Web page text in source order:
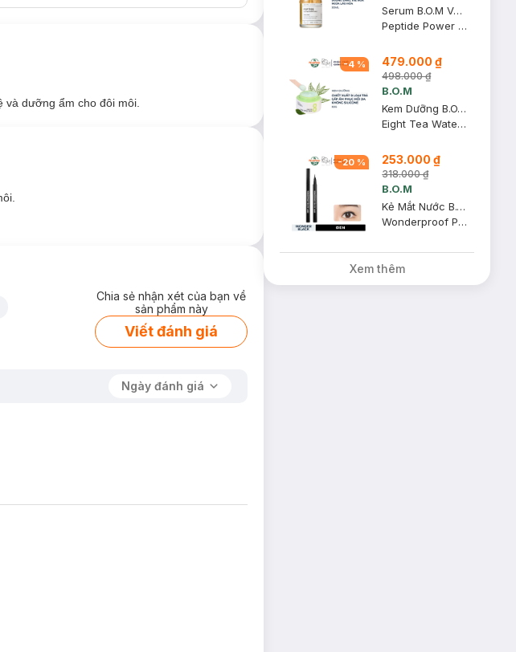
dưỡng ẩm cho đôi môi.
Chia sẻ nhận xét của bạn về
sản phẩm này
Viết đánh giá
Ngày đánh giá
Serum B.O.M Vàng 24K Làm Sáng Và Săn Chắc Da 30ml
Peptide Power Ampoule
-4 % 479.000 ₫
498.000 ₫
B.O.M
Kem Dưỡng B.O.M Chiết Xuất 8 Loại Trà Cấp Ẩm Da 50g
Eight Tea Water Capsule Cream
-20 % 253.000 ₫
318.000 ₫
B.O.M
Kẻ Mắt Nước B.O.M Lâu Trôi Màu Đen 01 Wonder Black 0.5g
Wonderproof Pen Eye Liner - 01 Wonder Black
Xem thêm